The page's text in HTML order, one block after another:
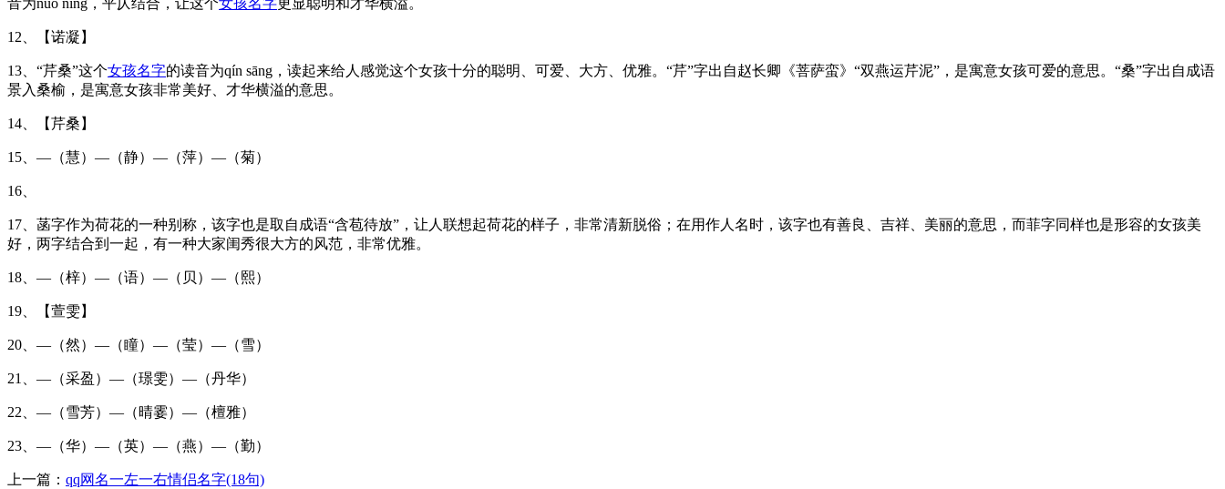
12、【诺凝】
13、“芹桑”这个女孩名字的读音为qín sāng，读起来给人感觉这个女孩十分的聪明、可爱、大方、优雅。“芹”字出自赵长卿《菩萨蛮》“双燕运芹泥”，是寓意女孩可爱的意思。“桑”字出自成语
景入桑榆，是寓意女孩非常美好、才华横溢的意思。
14、【芹桑】
15、—（慧）—（静）—（萍）—（菊）
16、
17、菡字作为荷花的一种别称，该字也是取自成语“含苞待放”，让人联想起荷花的样子，非常清新脱俗；在用作人名时，该字也有善良、吉祥、美丽的意思，而菲字同样也是形容的女孩美
好，两字结合到一起，有一种大家闺秀很大方的风范，非常优雅。
18、—（梓）—（语）—（贝）—（熙）
19、【萱雯】
20、—（然）—（瞳）—（莹）—（雪）
21、—（采盈）—（璟雯）—（丹华）
22、—（雪芳）—（晴霎）—（檀雅）
23、—（华）—（英）—（燕）—（勤）
上一篇： qq网名一左一右情侣名字(18句)